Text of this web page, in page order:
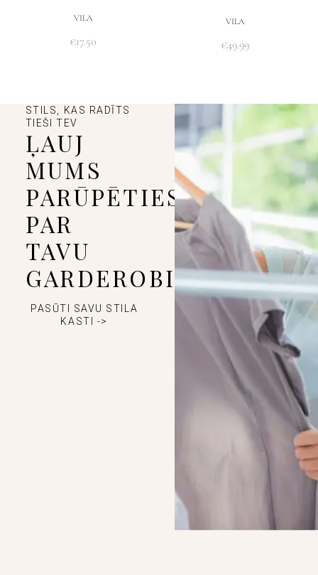
VILA
€17.50
VILA
€49.99
STILS, KAS RADĪTS
TIEŠI TEV
ĻAUJ
MUMS
PARŪPĒTIES
PAR
TAVU
GARDEROBI
PASŪTI SAVU STILA
KASTI ->